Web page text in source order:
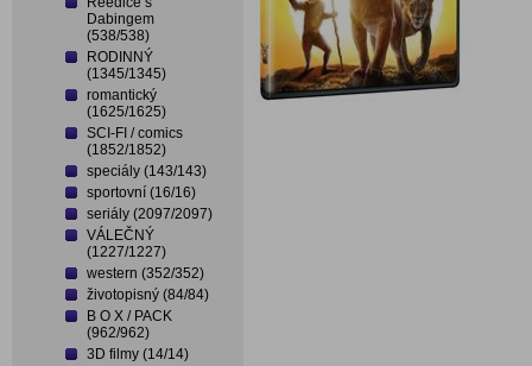
Dabingem
(538/538)
RODINNÝ
(1345/1345)
romantický
(1625/1625)
SCI-FI / comics
(1852/1852)
speciály (143/143)
sportovní (16/16)
seriály (2097/2097)
VÁLEČNÝ
(1227/1227)
western (352/352)
životopisný (84/84)
B O X / PACK
(962/962)
3D filmy (14/14)